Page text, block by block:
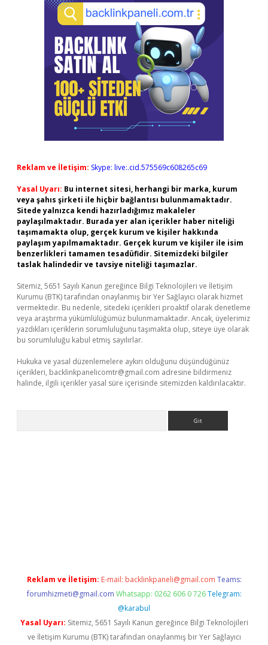
Reklam ve İletişim: Skype: live:.cid.575569c608265c69
Yasal Uyarı: Bu internet sitesi, herhangi bir marka, kurum
veya şahıs şirketi ile hiçbir bağlantısı bulunmamaktadır.
Sitede yalnızca kendi hazırladığımız makaleler
paylaşılmaktadır. Burada yer alan içerikler haber niteliği
taşımamakta olup, gerçek kurum ve kişiler hakkında
paylaşım yapılmamaktadır. Gerçek kurum ve kişiler ile isim
benzerlikleri tamamen tesadüfidir. Sitemizdeki bilgiler
taslak halindedir ve tavsiye niteliği taşımazlar.
Sitemiz, 5651 Sayılı Kanun gereğince Bilgi Teknolojileri ve İletişim
Kurumu (BTK) tarafından onaylanmış bir Yer Sağlayıcı olarak hizmet
vermektedir. Bu nedenle, sitedeki içerikleri proaktif olarak denetleme
veya araştırma yükümlülüğümüz bulunmamaktadır. Ancak, üyelerimiz
yazdıkları içeriklerin sorumluluğunu taşımakta olup, siteye üye olarak
bu sorumluluğu kabul etmiş sayılırlar.
Hukuka ve yasal düzenlemelere aykırı olduğunu düşündüğünüz
içerikleri, backlinkpanelicomtr@gmail.com adresine bildirmeniz
halinde, ilgili içerikler yasal süre içerisinde sitemizden kaldırılacaktır.
Reklam ve İletişim: E-mail: backlinkpaneli@gmail.com Teams:
forumhizmeti@gmail.com Whatsapp: 0262 606 0 726 Telegram:
@karabul
Yasal Uyarı: Sitemiz, 5651 Sayılı Kanun gereğince Bilgi Teknolojileri
ve İletişim Kurumu (BTK) tarafından onaylanmış bir Yer Sağlayıcı